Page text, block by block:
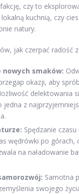
czy to
kuchnią, czy
natury.
jak czerpać radość
nowych smaków:
okazji, aby
delektowania
z
Spędzanie
wędrówki po górach,
na naładowanie
Samotna
swojego